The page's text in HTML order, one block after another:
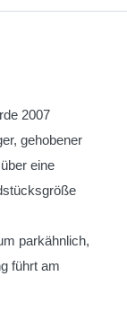
2007
gehobener
eine
parkähnlich,
führt am